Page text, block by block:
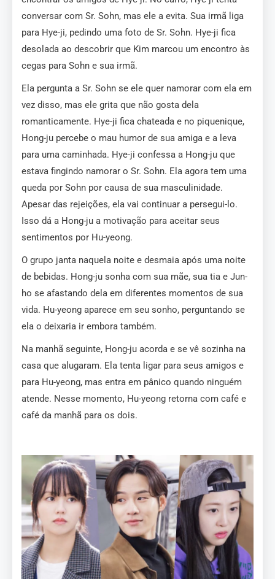
conversar com Sr. Sohn, mas ele a evita. Sua irmã liga
para Hye-ji, pedindo uma foto de Sr. Sohn. Hye-ji fica
desolada ao descobrir que Kim marcou um encontro às
cegas para Sohn e sua irmã.
Ela pergunta a Sr. Sohn se ele quer namorar com ela em
vez disso, mas ele grita que não gosta dela
romanticamente. Hye-ji fica chateada e no piquenique,
Hong-ju percebe o mau humor de sua amiga e a leva
para uma caminhada. Hye-ji confessa a Hong-ju que
estava fingindo namorar o Sr. Sohn. Ela agora tem uma
queda por Sohn por causa de sua masculinidade.
Apesar das rejeições, ela vai continuar a persegui-lo.
Isso dá a Hong-ju a motivação para aceitar seus
sentimentos por Hu-yeong.
O grupo janta naquela noite e desmaia após uma noite
de bebidas. Hong-ju sonha com sua mãe, sua tia e Jun-
ho se afastando dela em diferentes momentos de sua
vida. Hu-yeong aparece em seu sonho, perguntando se
ela o deixaria ir embora também.
Na manhã seguinte, Hong-ju acorda e se vê sozinha na
casa que alugaram. Ela tenta ligar para seus amigos e
para Hu-yeong, mas entra em pânico quando ninguém
atende. Nesse momento, Hu-yeong retorna com café e
café da manhã para os dois.